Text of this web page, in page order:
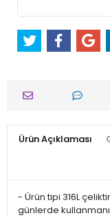
Ürün Açıklaması
- Ürün tipi 316L
günlerde